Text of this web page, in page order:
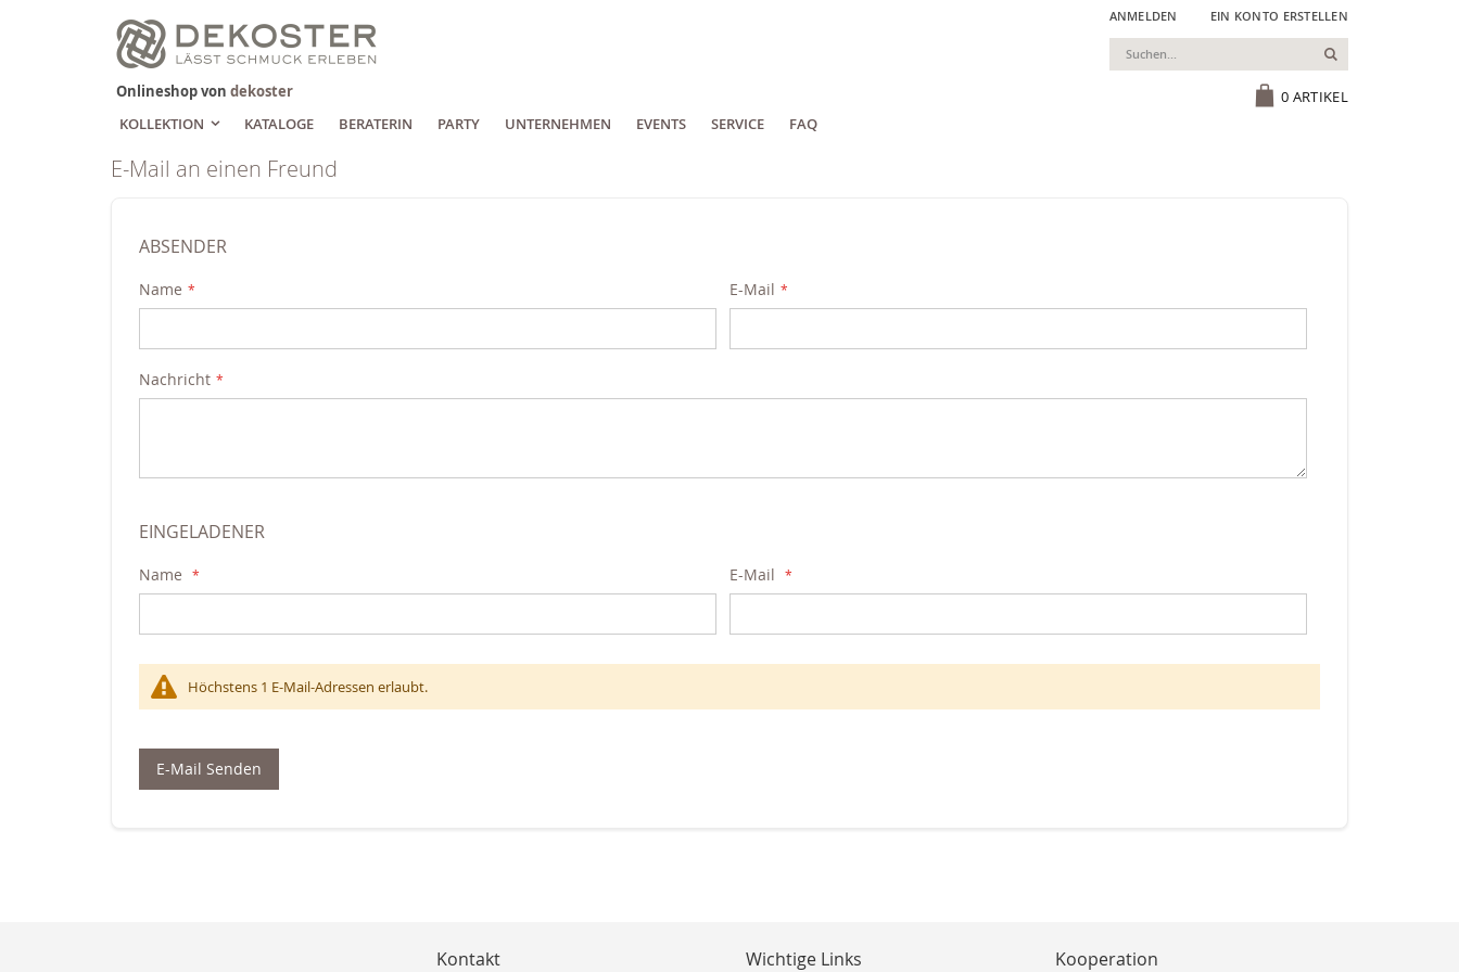
Zum
Inhalt
springen
ANMELDEN EIN KONTO ERSTELLEN
0 ARTIKEL
Suchen
Onlineshop von dekoster
KOLLEKTION
KATALOGE BERATERIN PARTY UNTERNEHMEN EVENTS SERVICE FAQ
E-Mail an einen Freund
ABSENDER
Name E-Mail
Nachricht
EINGELADENER
Name E-Mail
Höchstens 1 E-Mail-Adressen erlaubt.
E-Mail Senden
Kontakt Wichtige Links Kooperation